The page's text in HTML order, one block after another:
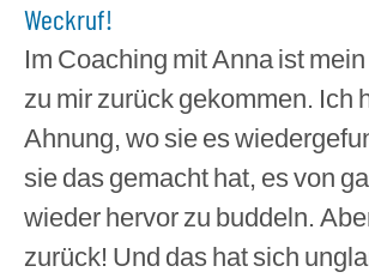
Weckruf!
Im Coaching mit Anna ist
zu mir zurück gekommen. Ich
Ahnung, wo sie es
sie das gemacht hat, es von
wieder hervor zu buddeln.
zurück! Und das hat sich